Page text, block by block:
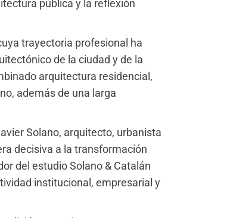
pública y la reflexión
trayectoria profesional ha
de la ciudad y de la
arquitectura residencial,
además de una larga
Solano, arquitecto, urbanista
decisiva a la transformación
del estudio Solano & Catalán
institucional, empresarial y